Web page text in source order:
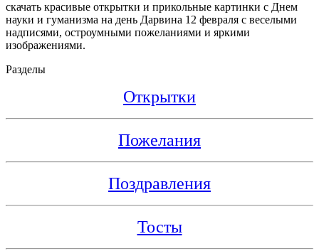
скачать красивые открытки и прикольные картинки с Днем
науки и гуманизма на день Дарвина 12 февраля с веселыми
надписями, остроумными пожеланиями и яркими
изображениями.
Разделы
Открытки
Пожелания
Поздравления
Тосты